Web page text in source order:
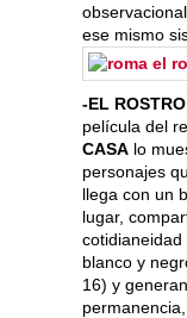
ese mismo
-EL ROSTRO
película del
CASA lo
personajes
llega con un
lugar,
blanco y
16) y